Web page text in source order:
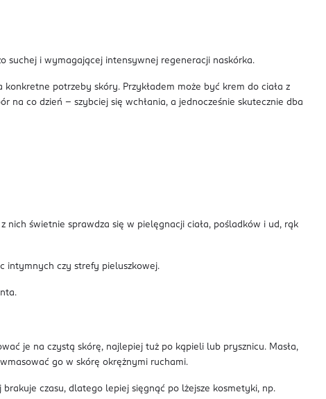
suchej i wymagającej intensywnej regeneracji naskórka.
potrzeby skóry. Przykładem może być krem do ciała z
na co dzień – szybciej się wchłania, a jednocześnie skutecznie dba
nich świetnie sprawdza się w pielęgnacji ciała, pośladków i ud, rąk
intymnych czy strefy pieluszkowej.
je na czystą skórę, najlepiej tuż po kąpieli lub prysznicu. Masła,
go w skórę okrężnymi ruchami.
czasu, dlatego lepiej sięgnąć po lżejsze kosmetyki, np.